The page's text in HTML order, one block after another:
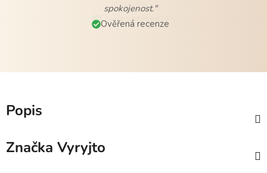
spokojenost."
Ověřená recenze
Popis
Značka Vyryjto